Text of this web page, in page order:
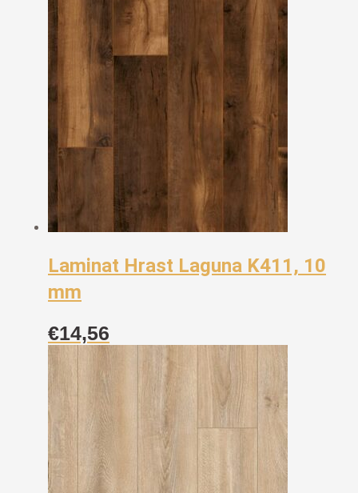
Laminat Hrast Laguna K411, 10
mm
€14,56